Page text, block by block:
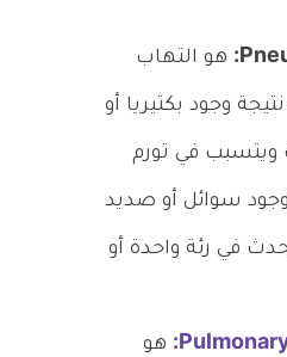
هو التهاب
وجود بكتيريا أو
في تورم
سوائل أو صديد
في رئة واحدة أو
هو